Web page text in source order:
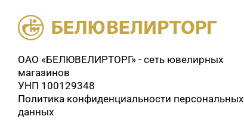
ОАО «БЕЛЮВЕЛИРТОРГ» - сеть ювелирных
магазинов
УНП 100129348
Политика конфиденциальности персональных
данных